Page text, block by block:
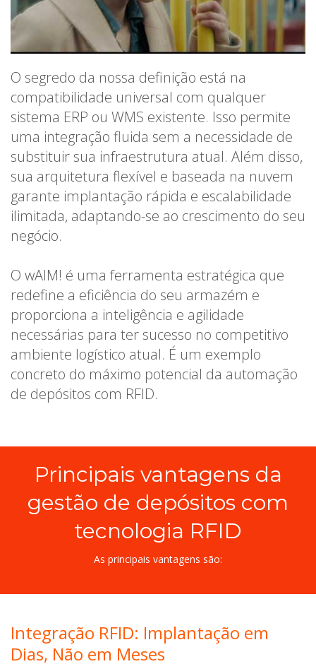
O segredo da nossa definição está na
compatibilidade universal com qualquer
sistema ERP ou WMS existente. Isso permite
uma integração fluida sem a necessidade de
substituir sua infraestrutura atual. Além disso,
sua arquitetura flexível e baseada na nuvem
garante implantação rápida e escalabilidade
ilimitada, adaptando-se ao crescimento do seu
negócio.
O wAIM! é uma ferramenta estratégica que
redefine a eficiência do seu armazém e
proporciona a inteligência e agilidade
necessárias para ter sucesso no competitivo
ambiente logístico atual. É um exemplo
concreto do máximo potencial da automação
de depósitos com RFID.
Principais vantagens da
gestão de depósitos com
tecnologia RFID
As principais vantagens são:
Integração RFID: Implantação em
Dias, Não em Meses